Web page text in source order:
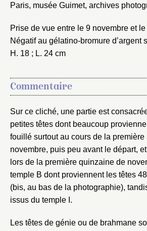
Paris, musée Guimet, archives
Prise de vue entre le 9 novembre et
Négatif au gélatino-bromure d’argent
H. 18 ; L. 24 cm
Commentaire
Sur ce cliché, une partie est
petites têtes dont beaucoup
fouillé surtout au cours de la première
novembre, puis peu avant le départ,
lors de la première quinzaine de
temple B dont proviennent les têtes
(bis, au bas de la photographie),
issus du temple I.
Les têtes de génie ou de brahmane